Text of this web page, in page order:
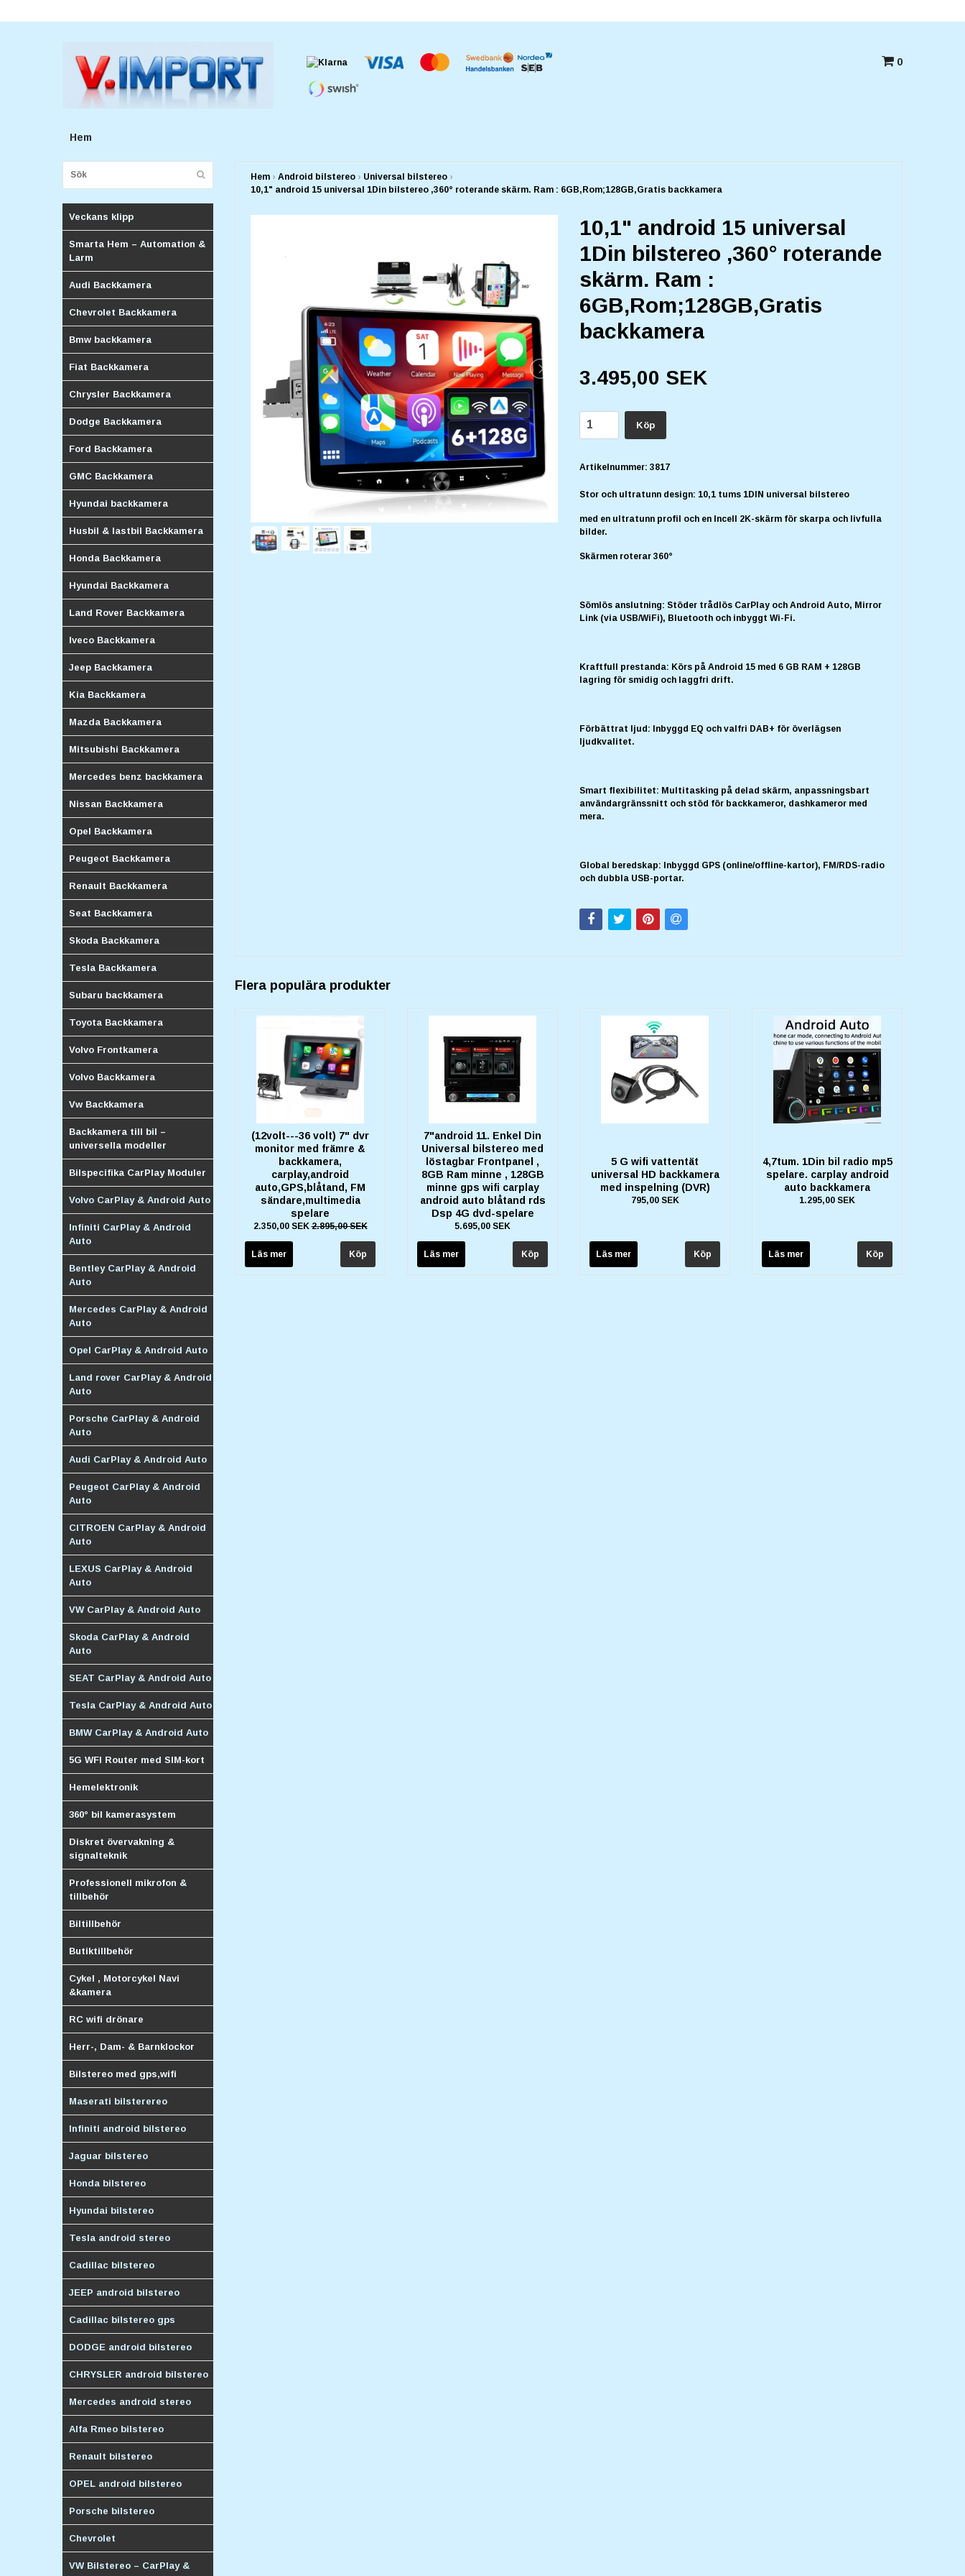
0
Hem
Veckans klipp
Smarta Hem – Automation &
Larm
Audi Backkamera
Chevrolet Backkamera
Bmw backkamera
Fiat Backkamera
Chrysler Backkamera
Dodge Backkamera
Ford Backkamera
GMC Backkamera
Hyundai backkamera
Husbil & lastbil Backkamera
Honda Backkamera
Hyundai Backkamera
Land Rover Backkamera
Iveco Backkamera
Jeep Backkamera
Kia Backkamera
Mazda Backkamera
Mitsubishi Backkamera
Mercedes benz backkamera
Nissan Backkamera
Opel Backkamera
Peugeot Backkamera
Renault Backkamera
Seat Backkamera
Skoda Backkamera
Tesla Backkamera
Subaru backkamera
Toyota Backkamera
Volvo Frontkamera
Volvo Backkamera
Vw Backkamera
Backkamera till bil –
universella modeller
Bilspecifika CarPlay Moduler
Volvo CarPlay & Android Auto
Infiniti CarPlay & Android
Auto
Bentley CarPlay & Android
Auto
Mercedes CarPlay & Android
Auto
Opel CarPlay & Android Auto
Land rover CarPlay & Android
Auto
Porsche CarPlay & Android
Auto
Audi CarPlay & Android Auto
Peugeot CarPlay & Android
Auto
CITROEN CarPlay & Android
Auto
LEXUS CarPlay & Android
Auto
VW CarPlay & Android Auto
Skoda CarPlay & Android
Auto
SEAT CarPlay & Android Auto
Tesla CarPlay & Android Auto
BMW CarPlay & Android Auto
5G WFI Router med SIM-kort
Hemelektronik
360° bil kamerasystem
Diskret övervakning &
signalteknik
Professionell mikrofon &
tillbehör
Biltillbehör
Butiktillbehör
Cykel , Motorcykel Navi
&kamera
RC wifi drönare
Herr-, Dam- & Barnklockor
Bilstereo med gps,wifi
Maserati bilsterereo
Infiniti android bilstereo
Jaguar bilstereo
Honda bilstereo
Hyundai bilstereo
Tesla android stereo
Cadillac bilstereo
JEEP android bilstereo
Cadillac bilstereo gps
DODGE android bilstereo
CHRYSLER android bilstereo
Mercedes android stereo
Alfa Rmeo bilstereo
Renault bilstereo
OPEL android bilstereo
Porsche bilstereo
Chevrolet
VW Bilstereo – CarPlay &
Hem › Android bilstereo › Universal bilstereo ›
10,1" android 15 universal 1Din bilstereo ,360° roterande skärm. Ram : 6GB,Rom;128GB,Gratis backkamera
10,1" android 15 universal
1Din bilstereo ,360° roterande
skärm. Ram :
6GB,Rom;128GB,Gratis
backkamera
3.495,00 SEK
Köp
Artikelnummer: 3817
Stor och ultratunn design: 10,1 tums 1DIN universal bilstereo
med en ultratunn profil och en Incell 2K-skärm för skarpa och livfulla
bilder.
Skärmen roterar 360°
Sömlös anslutning: Stöder trådlös CarPlay och Android Auto, Mirror
Link (via USB/WiFi), Bluetooth och inbyggt Wi-Fi.
Kraftfull prestanda: Körs på Android 15 med 6 GB RAM + 128GB
lagring för smidig och laggfri drift.
Förbättrat ljud: Inbyggd EQ och valfri DAB+ för överlägsen
ljudkvalitet.
Smart flexibilitet: Multitasking på delad skärm, anpassningsbart
användargränssnitt och stöd för backkameror, dashkameror med
mera.
Global beredskap: Inbyggd GPS (online/offline-kartor), FM/RDS-radio
och dubbla USB-portar.
Flera populära produkter
(12volt---36 volt) 7" dvr
monitor med främre &
backkamera,
carplay,android
auto,GPS,blåtand, FM
sändare,multimedia
spelare
2.350,00 SEK2.895,00 SEK
Läs mer
7"android 11. Enkel Din
Universal bilstereo med
löstagbar Frontpanel ,
8GB Ram minne , 128GB
minne gps wifi carplay
android auto blåtand rds
Dsp 4G dvd-spelare
5.695,00 SEK
Läs mer
5 G wifi vattentät
universal HD backkamera
med inspelning (DVR)
795,00 SEK
Läs mer
4,7tum. 1Din bil radio mp5
spelare. carplay android
auto backkamera
1.295,00 SEK
Läs mer